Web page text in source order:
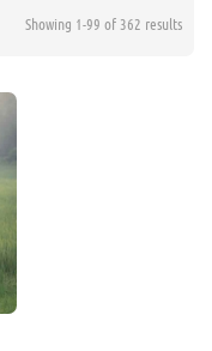
Showing 1-99 of 362 results